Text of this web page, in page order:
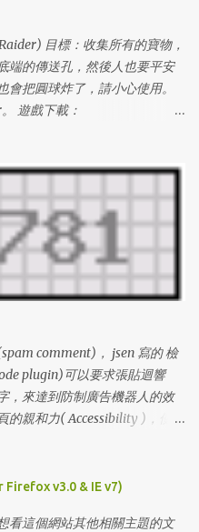
目標：收集所有的寶物，
端的傳送孔，然後人也要平安
把圓球炸了，請小心使用。
遊戲下載：
l1GDCJTH4BU 3 lDIIBX80DTS
l3DQ84AHPJ2 7
10 lPXAA197342
13 l8I1NH0NLMS 14
lWVJKG7WORV 17
23 lSVIXSLLG49
lA99B9759UZ 27
lRVWMYMRB4F 30
33 l65EZUDIEPY
l2BYN8X5WMB 37
lT54PBR00R0 40
comment)， jsen 寫的 檢
plugin)可以要求張貼迴響
，來達到防制廣告機器人的效
的親和力( Accessibility )，使得
plugin，解壓縮後，編輯
，預設值為6個數字，我
v3.0 & IE v7)
看這個網站其他相關主題的文